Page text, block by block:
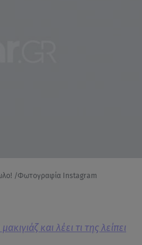
/Φωτογραφία Instagram
και λέει τι της λείπει